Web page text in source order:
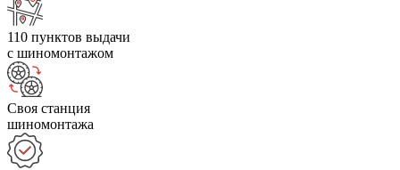
110 пунктов выдачи
с шиномонтажом
Своя станция
шиномонтажа